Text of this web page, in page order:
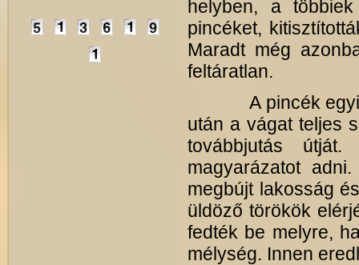
helyben, a
pincéket,
Maradt még
feltáratlan.
A pincék egyik
után a vágat teljes
továbbjutás
magyarázatot
megbújt lakosság
üldöző törökök
fedték be melyre,
mélység. Innen